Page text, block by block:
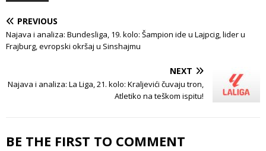
PREVIOUS
Najava i analiza: Bundesliga, 19. kolo: Šampion ide u Lajpcig, lider u
Frajburg, evropski okršaj u Sinshajmu
NEXT
Najava i analiza: La Liga, 21. kolo: Kraljevići čuvaju tron,
Atletiko na teškom ispitu!
BE THE FIRST TO COMMENT